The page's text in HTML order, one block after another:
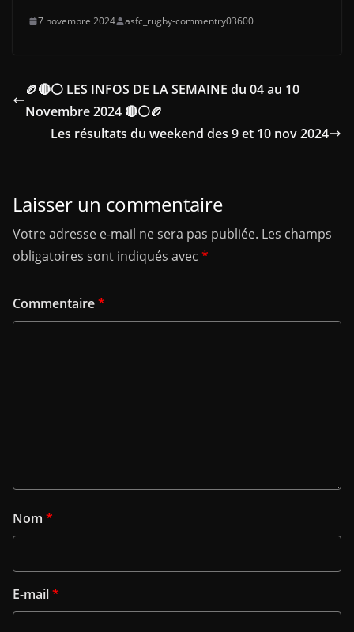
7 novembre 2024 asfc_rugby-commentry03600
🏉🔴⚪ LES INFOS DE LA SEMAINE du 04 au 10
Novembre 2024 🔴⚪🏉
Les résultats du weekend des 9 et 10 nov 2024
Laisser un commentaire
Votre adresse e-mail ne sera pas publiée. Les champs
obligatoires sont indiqués avec *
Commentaire*
Nom *
E-mail*